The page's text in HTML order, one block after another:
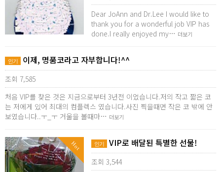
Dear JoAnn and Dr.Lee I would like to
thank you for a wonderful job VIP has
done.I really enjoyed my… 더보기
인기 이제, 명품코라고 자부합니다!^^
조회 7,585
처음 VIP를 찾은 것은 지금으로부터 3년전 이었습니다.저의 작고 짧은 코
는 저에게 있어 최대의 컴플렉스 였습니다.사진 찍을때면 작은 코 밖에 안
보였습니다..ㅜ_ㅜ 거울을 볼때마… 더보기
Hot 인기 VIP로 배달된 특별한 선물!
조회 3,544